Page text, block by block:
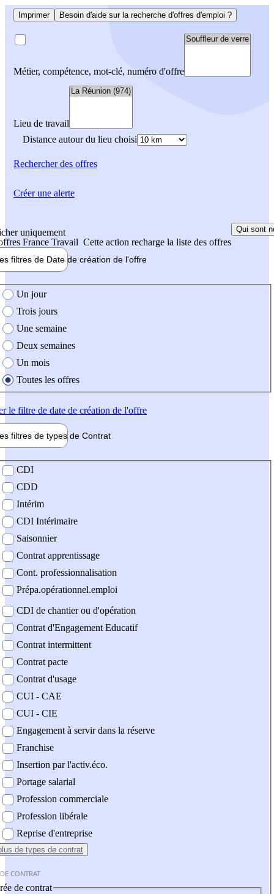
Imprimer Besoin d'aide sur la recherche d'offres d'emploi ?
Métier, compétence, mot-clé, numéro d'offre
Lieu de travail
Distance autour du lieu choisi
Rechercherdes offres
uniquement
France Travail Cette action recharge la liste des offres
Qui sont
filtres de Date de création de l'offre
création de l'offre
Un jour
Trois jours
Une semaine
Deux semaines
Un mois
Toutes les offres
le filtre de date de création de l'offre
filtres de types de Contrat
contrat
CDI
CDD
Intérim
CDI Intérimaire
Saisonnier
Contrat apprentissage
Cont. professionnalisation
Prépa.opérationnel.emploi
CDI de chantier ou d'opération
Contrat d'Engagement Educatif
Contrat intermittent
Contrat pacte
Contrat d'usage
CUI - CAE
CUI - CIE
Engagement à servir dans la réserve
Franchise
Insertion par l'activ.éco.
Portage salarial
Profession commerciale
Profession libérale
Reprise d'entreprise
de types de contrat
CONTRAT
de contrat
Créer une alerte